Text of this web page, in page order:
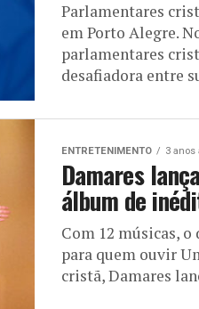
Parlamentares
em Porto Alegre.
parlamentares
desafiadora entre
ENTRETENIMENTO 3 anos
Damares
álbum de
Com 12 músicas,
para quem ouvir
cristã, Damares